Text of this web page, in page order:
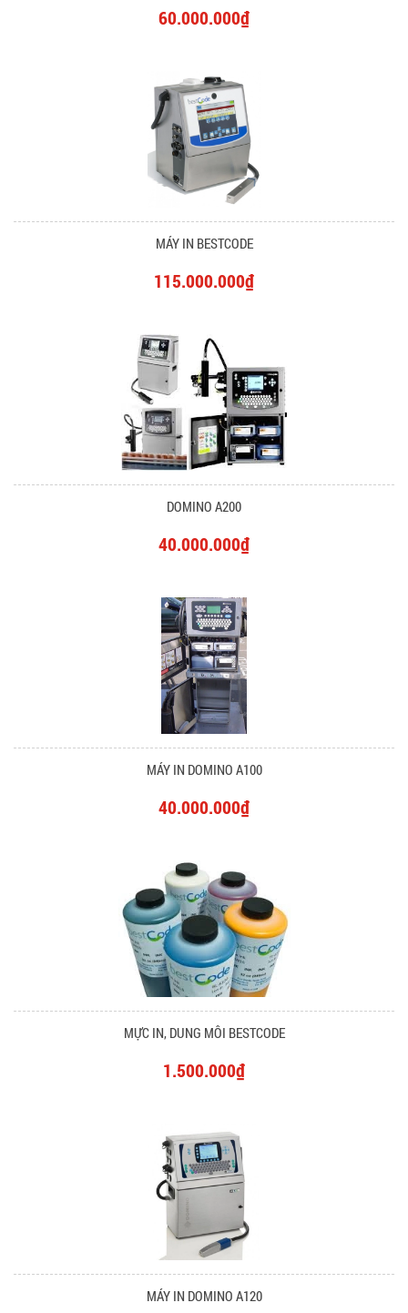
60.000.000₫
MÁY IN BESTCODE
115.000.000₫
DOMINO A200
40.000.000₫
MÁY IN DOMINO A100
40.000.000₫
MỰC IN, DUNG MÔI BESTCODE
1.500.000₫
MÁY IN DOMINO A120